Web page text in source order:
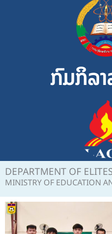
ກົມກິລ
DEPARTMENT OF
MINISTRY OF EDUCATION